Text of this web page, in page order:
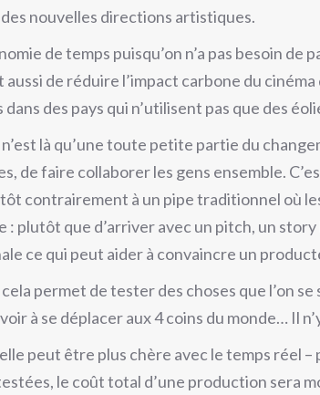
nouvelles directions artistiques.
de temps puisqu’on n’a pas besoin
aussi de réduire l’impact carbone du
des pays qui n’utilisent pas que des
là qu’une toute petite partie du
de faire collaborer les gens ensemble.
contrairement à un pipe traditionnel où
: plutôt que d’arriver avec un pitch, un
ce qui peut aider à convaincre un
permet de tester des choses que l’on
à se déplacer aux 4 coins du monde… Il
peut être plus chère avec le temps réel
le coût total d’une production sera